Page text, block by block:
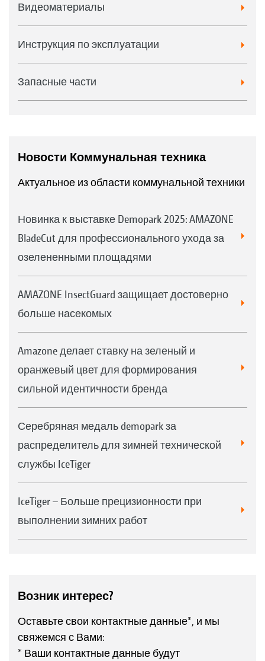
Видеоматериалы
Инструкция по эксплуатации
Запасные части
Новости Коммунальная техника
Актуальное из области коммунальной техники
Новинка к выставке Demopark 2025: AMAZONE
BladeCut для профессионального ухода за
озелененными площадями
AMAZONE InsectGuard защищает достоверно
больше насекомых
Amazone делает ставку на зеленый и
оранжевый цвет для формирования
сильной идентичности бренда
Серебряная медаль demopark за
распределитель для зимней технической
службы IceTiger
IceTiger – Больше прецизионности при
выполнении зимних работ
Возник интерес?
Оставьте свои контактные данные*, и мы
свяжемся с Вами:
* Ваши контактные данные будут